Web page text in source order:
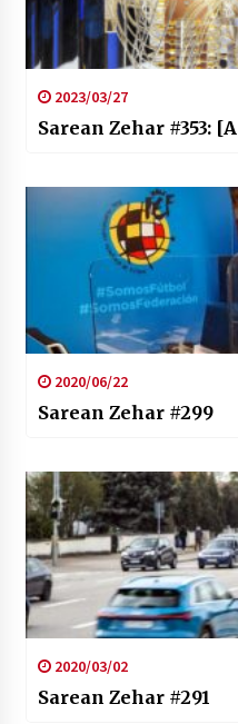
2023/03/27
Sarean Zehar #353:
2020/06/22
Sarean Zehar #299
2020/03/02
Sarean Zehar #291